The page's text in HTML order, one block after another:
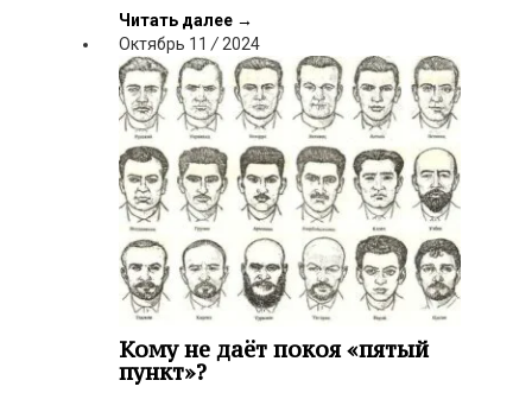
Читать далее →
Октябрь 11 / 2024
Кому не даёт покоя «пятый
пункт»?